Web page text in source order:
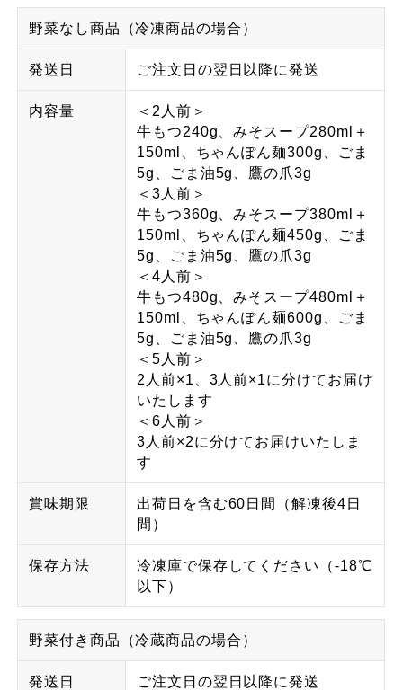
野菜なし商品（冷凍商品の場合）
発送日 ご注文日の翌日以降に発送
内容量
＜2人前＞
牛もつ240g、みそスープ280ml＋
150ml、ちゃんぽん麺300g、ごま
5g、ごま油5g、鷹の爪3g
＜3人前＞
牛もつ360g、みそスープ380ml＋
150ml、ちゃんぽん麺450g、ごま
5g、ごま油5g、鷹の爪3g
＜4人前＞
牛もつ480g、みそスープ480ml＋
150ml、ちゃんぽん麺600g、ごま
5g、ごま油5g、鷹の爪3g
＜5人前＞
2人前×1、3人前×1に分けてお届け
いたします
＜6人前＞
3人前×2に分けてお届けいたしま
す
賞味期限
出荷日を含む60日間（解凍後4日
間）
保存方法
冷凍庫で保存してください（-18℃
以下）
野菜付き商品（冷蔵商品の場合）
発送日 ご注文日の翌日以降に発送